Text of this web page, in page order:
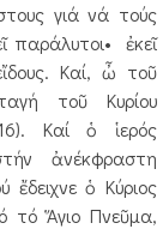
γιά νά τούς
παράλυτοι• ἐκεῖ
Καί, ὦ τοῦ
τοῦ Κυρίου
Καί ὁ ἱερός
ἀνέκφραστη
ὁ Κύριος
τό Ἅγιο Πνεῦμα,